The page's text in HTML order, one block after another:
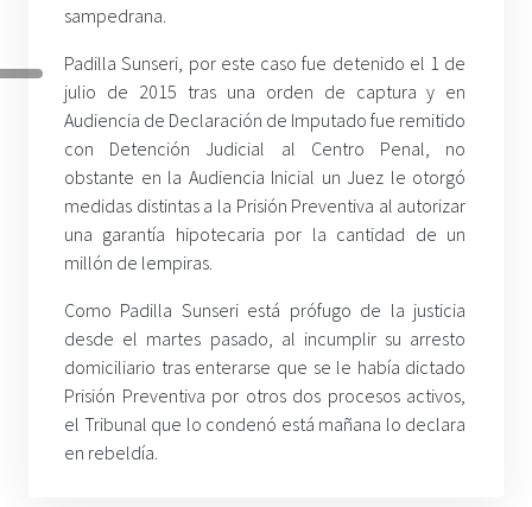
sampedrana.
Padilla Sunseri, por este caso fue detenido el 1 de
julio de 2015 tras una orden de captura y en
Audiencia de Declaración de Imputado fue remitido
con Detención Judicial al Centro Penal, no
obstante en la Audiencia Inicial un Juez le otorgó
medidas distintas a la Prisión Preventiva al autorizar
una garantía hipotecaria por la cantidad de un
millón de lempiras.
Como Padilla Sunseri está prófugo de la justicia
desde el martes pasado, al incumplir su arresto
domiciliario tras enterarse que se le había dictado
Prisión Preventiva por otros dos procesos activos,
el Tribunal que lo condenó está mañana lo declara
en rebeldía.